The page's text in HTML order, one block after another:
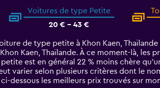
Voitures de type Petite
20 € - 43 €
de type petite à Khon Kaen,
Kaen, Thaïlande. À ce moment-là, les
est en général 22 % moins chère
varier selon plusieurs critères dont le
dessous les meilleurs prix trouvés sur